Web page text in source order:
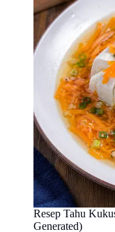
Resep Tahu
Generated)